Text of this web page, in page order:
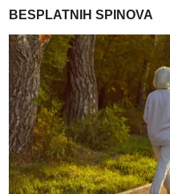
BESPLATNIH SPINOVA